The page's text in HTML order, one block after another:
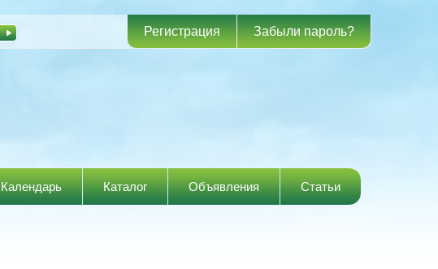
Регистрация Забыли пароль?
Календарь Каталог Объявления Статьи